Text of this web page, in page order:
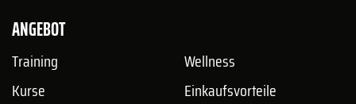
ANGEBOT
Training
Kurse
Wellness
Einkaufsvorteile